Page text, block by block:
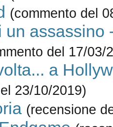
(commento del
un assassino
del 17/03/
a
23/10/2019)
(recensione